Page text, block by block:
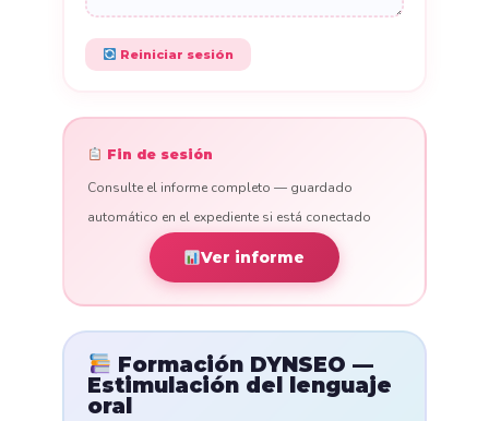
Reiniciar sesión
Fin de sesión
Consulte el informe completo — guardado
automático en el expediente si está conectado
Ver informe
Formación DYNSEO —
Estimulación del lenguaje
oral